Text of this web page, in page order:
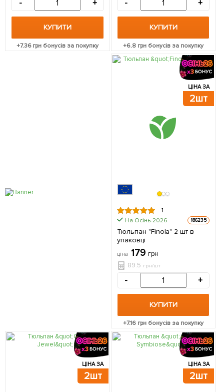
- +
КУПИТИ
+7.36грн бонусів за покупку
- +
КУПИТИ
+6.8 грн бонусів за покупку
ЦІНА ЗА
2шт
1
На Осінь-2026 186235
Тюльпан "Finola" 2 шт в
упаковці
ціна 179 грн
89.5 грн/шт
- +
КУПИТИ
+7.16 грн бонусів за покупку
ЦІНА ЗА
2шт
ЦІНА ЗА
2шт